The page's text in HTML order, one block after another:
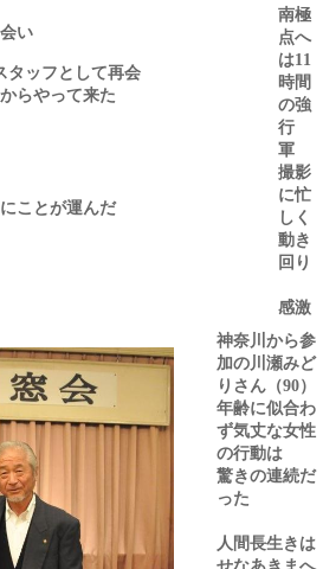
神奈川から参
加の川瀬みど
りさん（90）
年齢に似合わ
ず気丈な女性
の行動は
驚きの連続だ
った
人間長生きは
い
タッフとして再会
らやって来た
ことが運んだ
南極
点へ
は11
時間
の強
行
軍
撮影
に忙
しく
動き
回り
感激
に浸
る余
裕も
ない
内に
帰り
の機
内へ
がさ
れる